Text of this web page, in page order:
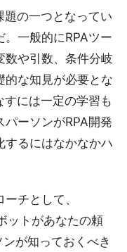
題の一つとなってい
。一般的にRPAツー
数や引数、条件分岐
的な知見が必要とな
すには一定の学習も
ーソンがRPA開発
するにはなかなかハ
チとして、
ットがあなたの頼
が知っておくべき